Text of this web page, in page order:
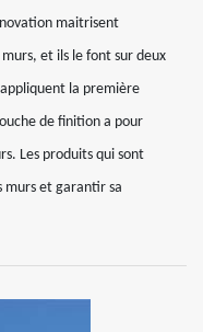
maitrisent
et ils le font sur deux
la première
de finition a pour
Les produits qui sont
murs et garantir sa